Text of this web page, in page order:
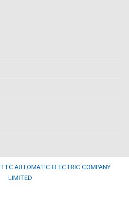
TTC AUTOMATIC ELECTRIC COMPANY
LIMITED